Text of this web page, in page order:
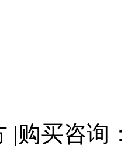
|购买咨询